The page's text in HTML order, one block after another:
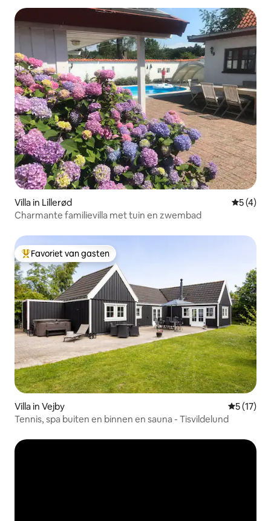
Villa in Lillerød
5 (4)
Charmante familievilla met tuin en zwembad
Topfavoriet van gasten
Favoriet van gasten
Villa in Vejby
5 (17)
Tennis, spa buiten en binnen en sauna - Tisvildelund